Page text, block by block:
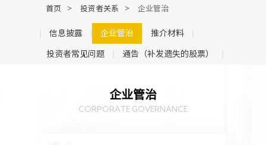
可持续发展
首页 > 投资者关系 > 企业管治
信息披露 企业管治 推介材料
投资者常见问题 通告（补发遗失的股票）
企业管治
CORPORATE GOVERNANCE